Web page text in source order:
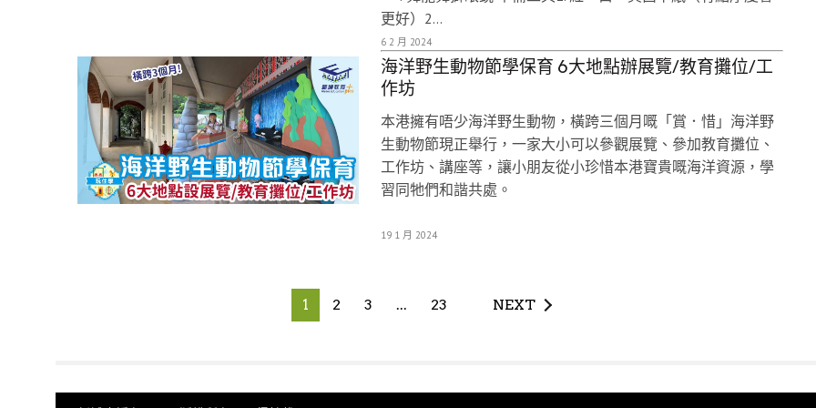
更好）2...
6 2 月 2024
海洋野生動物節學保育 6大地點辦展覽/教育攤位/工
作坊
本港擁有唔少海洋野生動物，橫跨三個月嘅「賞．惜」海洋野
生動物節現正舉行，一家大小可以參觀展覽、參加教育攤位、
工作坊、講座等，讓小朋友從小珍惜本港寶貴嘅海洋資源，學
習同牠們和諧共處。
19 1 月 2024
1 2 3 ... 23 NEXT